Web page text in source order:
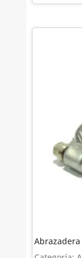
Abrazadera